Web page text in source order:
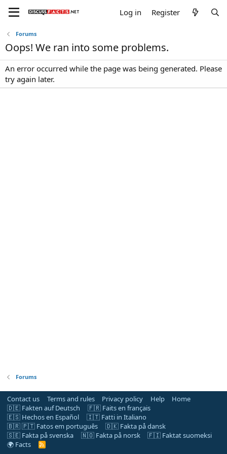
Log in Register
Forums
Oops! We ran into some problems.
An error occurred while the page was being generated. Please
try again later.
Forums
Contact us Terms and rules Privacy policy Help
Home
🇩🇪 Fakten auf Deutsch
🇫🇷 Faits en français
🇪🇸 Hechos en Español
🇮🇹 Fatti in Italiano
🇧🇷 🇵🇹 Fatos em português
🇩🇰 Fakta på dansk
🇸🇪 Fakta på svenska
🇳🇴 Fakta på norsk
🇫🇮 Faktat suomeksi
🌍 Facts
R